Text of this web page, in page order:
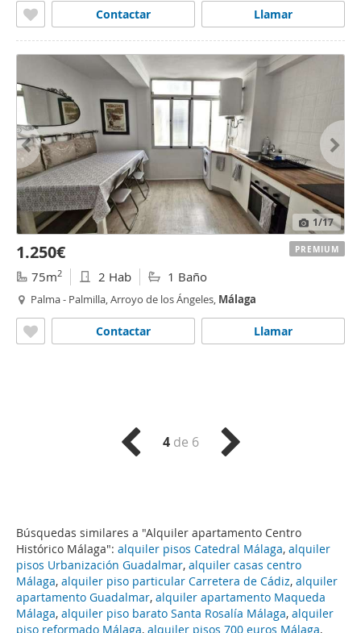
Búsquedas similares a "Alquiler apartamento Centro
Histórico Málaga": alquiler pisos Catedral Málaga, alquiler
pisos Urbanización Guadalmar, alquiler casas centro
Málaga, alquiler piso particular Carretera de Cádiz, alquiler
apartamento Guadalmar, alquiler apartamento Maqueda
Málaga, alquiler piso barato Santa Rosalía Málaga, alquiler
piso reformado Málaga, alquiler pisos 700 euros Málaga,
Llamar
Contactar
1/17
1.250€
75m2 2 Hab 1 Baño
Palma - Palmilla, Arroyo de los Ángeles, Málaga
Llamar
Contactar
PREMIUM
4de 6